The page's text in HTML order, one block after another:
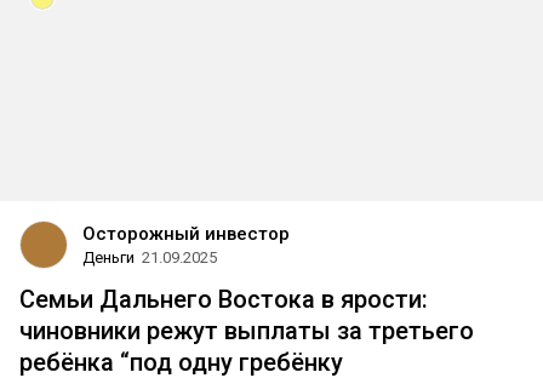
Осторожный инвестор
Деньги 21.09.2025
Семьи Дальнего Востока в ярости:
чиновники режут выплаты за третьего
ребёнка “под одну гребёнку